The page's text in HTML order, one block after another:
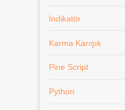
İndikatör
Karma Karışık
Pine Script
Python